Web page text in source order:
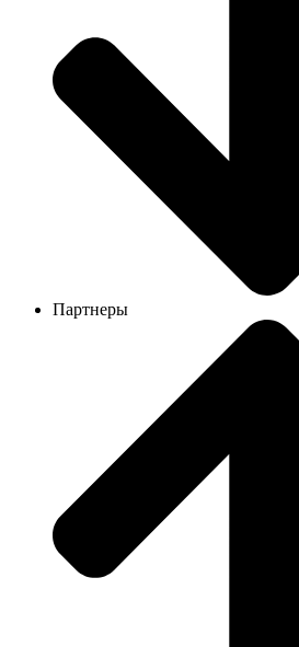
Партнеры